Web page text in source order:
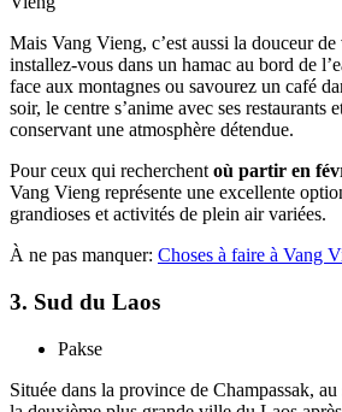
L’activité emblématique reste le tubing sur
voyageurs peuvent également pratiquer le
vélo ou le trekking vers des points de vue
Pha Hon Kham. Les vols en montgolfière
naturel exceptionnel en fait l’une des
ensoleillées au Laos en févrierpour les